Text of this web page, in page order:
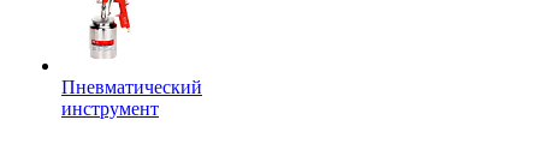
Пневматический
инструмент